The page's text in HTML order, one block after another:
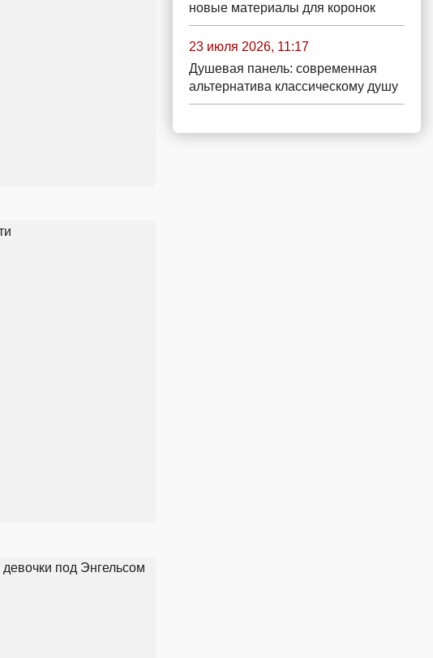
новые материалы для коронок
23 июля 2026, 11:17
Душевая панель: современная
альтернатива классическому душу